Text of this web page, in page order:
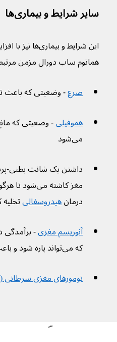
سایر شرایط و بیماری‌‌ها
این شرایط و
هماتوم ساب دورال مزمن
صرع - وضعیتی که باعث تشنج‌های
هموفیلی - وضعیتی که
می‌شود
داشتن یک شانت بطنی-
مغز کاشته
درمان هیدروسفالی تخلیه
آنوریسم مغزی
که می‌تواند پاره شود و باعث خونریزی در مغز شود
تومورهای مغزی سرطانی
قبلی